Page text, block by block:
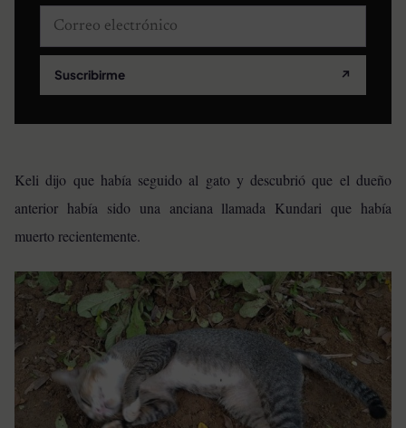
Correo electrónico
Suscribirme ↗
Keli dijo que había seguido al gato y descubrió que el dueño
anterior había sido una anciana llamada Kundari que había
muerto recientemente.